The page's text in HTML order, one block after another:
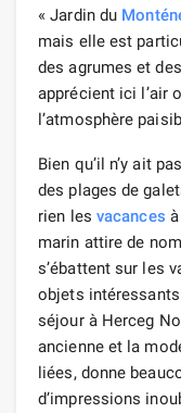
« Jardin du
mais elle est
des agrumes et
apprécient ici l’air
l’atmosphère
Bien qu’il n’y ait
des plages de
rien les vacances
marin attire de
s’ébattent sur les
objets
séjour à Herceg
ancienne et la
liées, donne
d’impressions